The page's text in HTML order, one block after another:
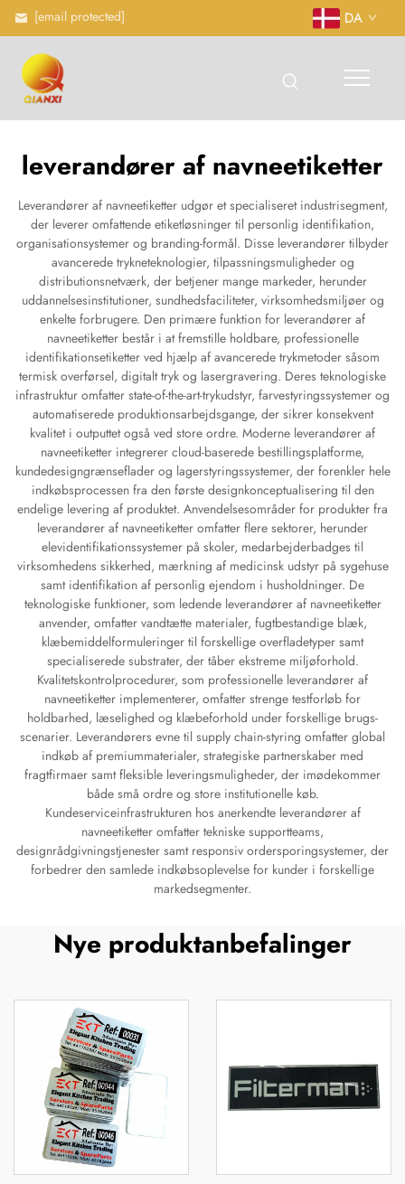
[email protected] DA
leverandører af navneetiketter
Leverandører af navneetiketter udgør et specialiseret industrisegment,
der leverer omfattende etiketløsninger til personlig identifikation,
organisationsystemer og branding-formål. Disse leverandører tilbyder
avancerede trykneteknologier, tilpassningsmuligheder og
distributionsnetværk, der betjener mange markeder, herunder
uddannelsesinstitutioner, sundhedsfaciliteter, virksomhedsmiljøer og
enkelte forbrugere. Den primære funktion for leverandører af
navneetiketter består i at fremstille holdbare, professionelle
identifikationsetiketter ved hjælp af avancerede trykmetoder såsom
termisk overførsel, digitalt tryk og lasergravering. Deres teknologiske
infrastruktur omfatter state-of-the-art-trykudstyr, farvestyringssystemer og
automatiserede produktionsarbejdsgange, der sikrer konsekvent
kvalitet i outputtet også ved store ordre. Moderne leverandører af
navneetiketter integrerer cloud-baserede bestillingsplatforme,
kundedesigngrænseflader og lagerstyringssystemer, der forenkler hele
indkøbsprocessen fra den første designkonceptualisering til den
endelige levering af produktet. Anvendelsesområder for produkter fra
leverandører af navneetiketter omfatter flere sektorer, herunder
elevidentifikationssystemer på skoler, medarbejderbadges til
virksomhedens sikkerhed, mærkning af medicinsk udstyr på sygehuse
samt identifikation af personlig ejendom i husholdninger. De
teknologiske funktioner, som ledende leverandører af navneetiketter
anvender, omfatter vandtætte materialer, fugtbestandige blæk,
klæbemiddelformuleringer til forskellige overfladetyper samt
specialiserede substrater, der tåber ekstreme miljøforhold.
Kvalitetskontrolprocedurer, som professionelle leverandører af
navneetiketter implementerer, omfatter strenge testforløb for
holdbarhed, læselighed og klæbeforhold under forskellige brugs-
scenarier. Leverandørers evne til supply chain-styring omfatter global
indkøb af premiummaterialer, strategiske partnerskaber med
fragtfirmaer samt fleksible leveringsmuligheder, der imødekommer
både små ordre og store institutionelle køb.
Kundeserviceinfrastrukturen hos anerkendte leverandører af
navneetiketter omfatter tekniske supportteams,
designrådgivningstjenester samt responsiv ordersporingsystemer, der
forbedrer den samlede indkøbsoplevelse for kunder i forskellige
markedsegmenter.
Nye produktanbefalinger